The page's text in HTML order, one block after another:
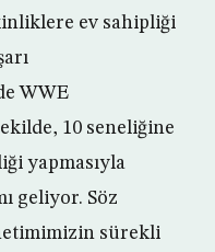
ev sahipliği
WWE
10 seneliğine
yapmasıyla
geliyor. Söz
sürekli